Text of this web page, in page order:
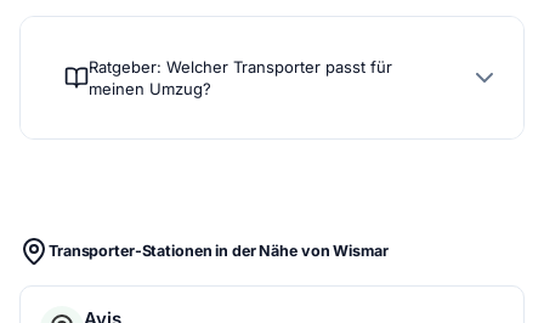
Ratgeber: Welcher Transporter passt für
meinen Umzug?
Transporter-Stationen in der Nähe von Wismar